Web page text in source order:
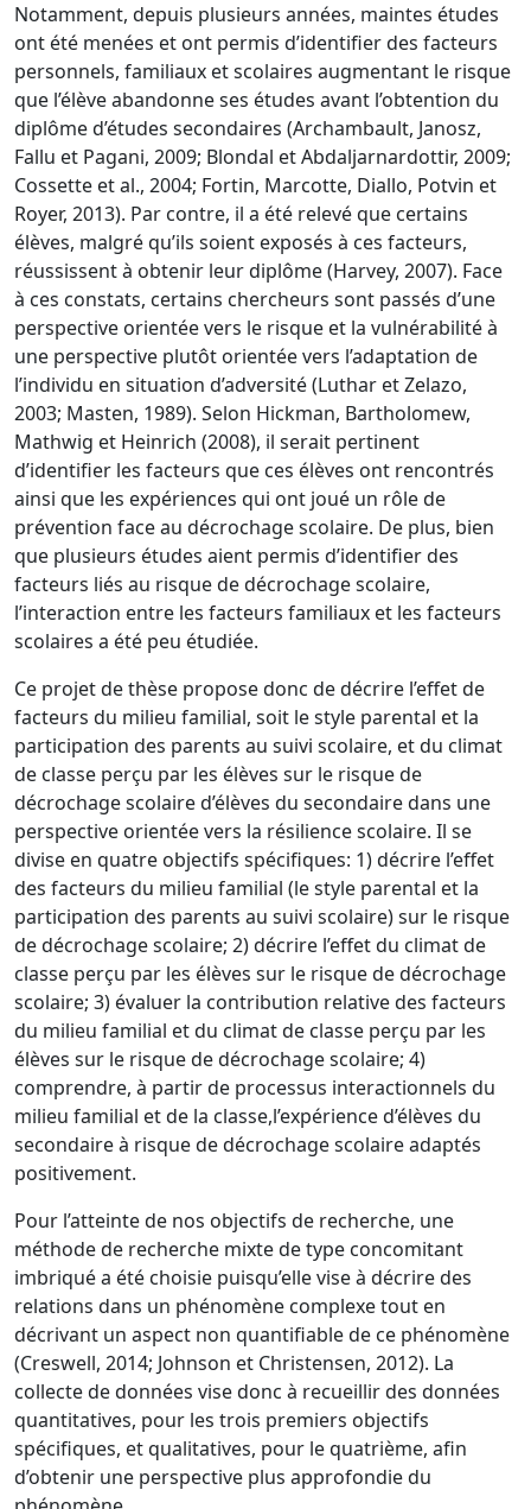
Notamment, depuis plusieurs années, maintes études
ont été menées et ont permis d’identifier des facteurs
personnels, familiaux et scolaires augmentant le risque
que l’élève abandonne ses études avant l’obtention du
diplôme d’études secondaires (Archambault, Janosz,
Fallu et Pagani, 2009; Blondal et Abdaljarnardottir, 2009;
Cossette et al., 2004; Fortin, Marcotte, Diallo, Potvin et
Royer, 2013). Par contre, il a été relevé que certains
élèves, malgré qu’ils soient exposés à ces facteurs,
réussissent à obtenir leur diplôme (Harvey, 2007). Face
à ces constats, certains chercheurs sont passés d’une
perspective orientéevers le risque et la vulnérabilité à
une perspective plutôt orientée vers l’adaptation de
l’individu en situation d’adversité (Luthar et Zelazo,
2003; Masten, 1989). Selon Hickman, Bartholomew,
Mathwig et Heinrich (2008), il serait pertinent
d’identifier les facteurs que ces élèves ont rencontrés
ainsi que les expériences qui ont joué un rôle de
prévention face au décrochage scolaire. De plus, bien
que plusieurs études aient permis d’identifier des
facteurs liés au risque dedécrochage scolaire,
l’interaction entre les facteurs familiaux et les facteurs
scolaires a été peu étudiée.
Ce projet de thèse propose donc de décrire l’effet de
facteurs du milieu familial, soit le style parental et la
participation des parents au suivi scolaire, et du climat
de classe perçu par les élèves sur le risque de
décrochage scolaire d’élèves du secondairedans une
perspective orientéevers la résilience scolaire. Il se
divise en quatre objectifs spécifiques: 1)décrire l’effet
des facteurs du milieu familial (le style parental et la
participation des parents au suivi scolaire) sur le risque
de décrochage scolaire; 2)décrire l’effet du climat de
classe perçu par les élèves sur le risque de décrochage
scolaire; 3) évaluer la contribution relative des facteurs
du milieu familial et du climatde classe perçu par les
élèves sur le risque de décrochage scolaire; 4)
comprendre, à partir de processus interactionnels du
milieu familial et de la classe,l’expérienced’élèves du
secondaire à risque de décrochage scolaire adaptés
positivement.
Pour l’atteinte de nos objectifs de recherche, une
méthode de recherche mixtede type concomitant
imbriqué a été choisie puisqu’elle vise à décrire des
relations dans un phénomène complexe tout en
décrivant un aspect non quantifiable de ce phénomène
(Creswell, 2014; Johnson et Christensen, 2012). La
collecte de données vise donc à recueillir des données
quantitatives, pour les trois premiers objectifs
spécifiques, etqualitatives, pour le quatrième, afin
d’obtenir une perspective plus approfondie du